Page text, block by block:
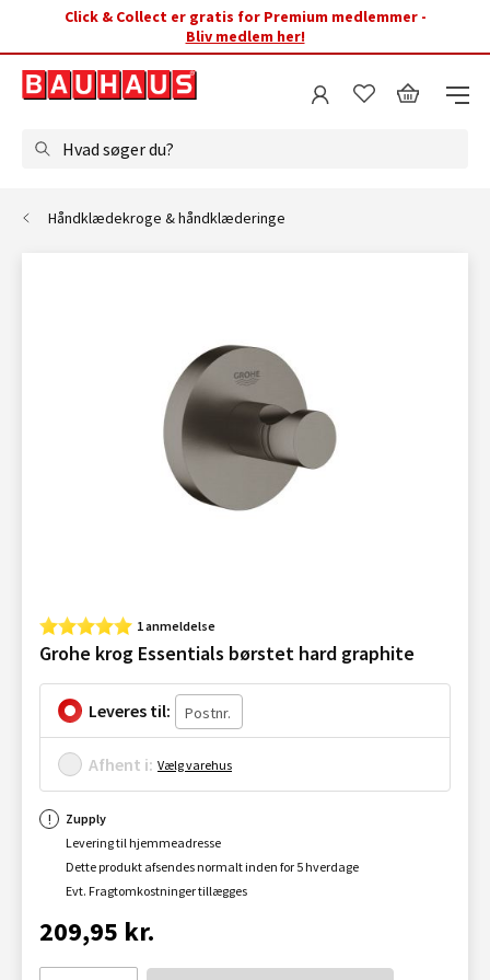
Click & Collect er gratis for Premium medlemmer -
Bliv medlem her!
Hvad søger du?
Håndklædekroge & håndklæderinge
1 anmeldelse
Grohe krog Essentials børstet hard graphite
Leveres til:
Afhent i: Vælg varehus
Zupply
Levering til hjemmeadresse
Dette produkt afsendes normalt inden for 5 hverdage
Evt. Fragtomkostninger tillægges
209,95 kr.